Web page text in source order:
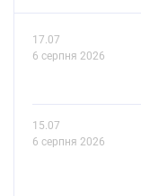
17.07
6 серпня 2026
15.07
6 серпня 2026